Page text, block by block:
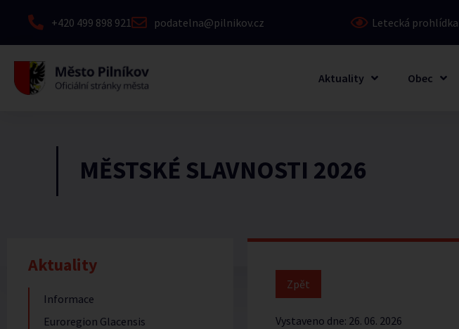
+420 499 898 921 podatelna@pilnikov.cz Letecká prohlídka
Aktuality Obec
MĚSTSKÉ SLAVNOSTI 2026
Aktuality
Informace
Euroregion Glacensis
Vystaveno dne: 26. 06. 2026